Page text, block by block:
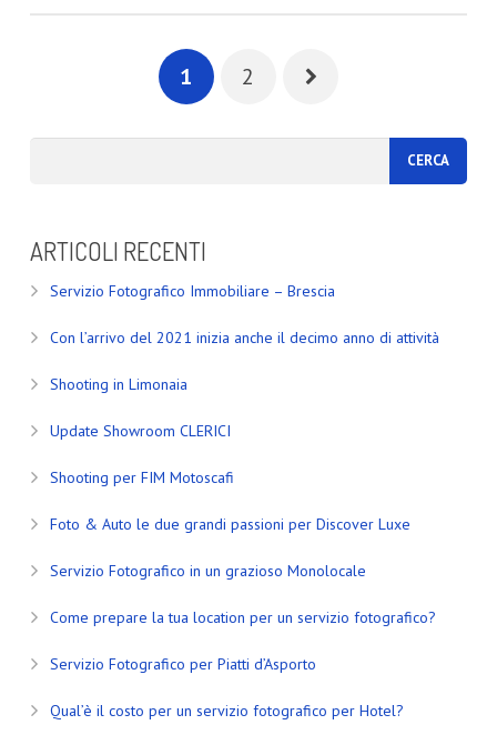
1 2
ARTICOLI RECENTI
Servizio Fotografico Immobiliare – Brescia
Con l’arrivo del 2021 inizia anche il decimo anno di attività
Shooting in Limonaia
Update Showroom CLERICI
Shooting per FIM Motoscafi
Foto & Auto le due grandi passioni per Discover Luxe
Servizio Fotografico in un grazioso Monolocale
Come prepare la tua location per un servizio fotografico?
Servizio Fotografico per Piatti d’Asporto
Qual’è il costo per un servizio fotografico per Hotel?